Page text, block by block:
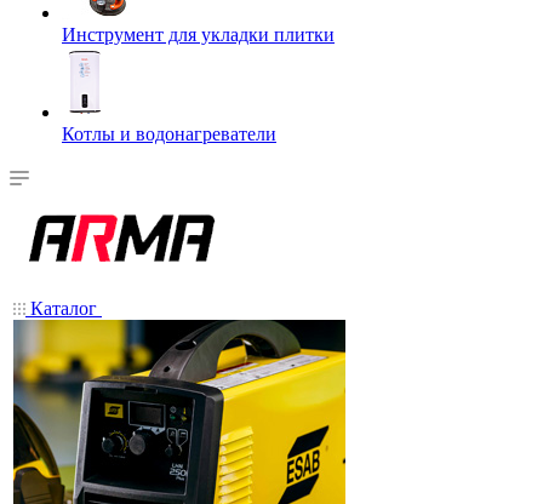
Инструмент для укладки плитки
Котлы и водонагреватели
Каталог